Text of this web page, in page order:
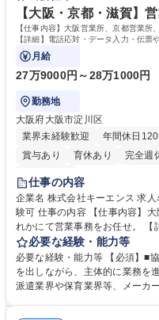
を込めてコミュニケーション
す。 学歴・資格 学歴：大学院 大学 高専 短大 専修学校 高校 語学力： 資
格：
【大阪・京都・滋賀
【仕事内容】大阪営業所、京都営業所
【詳細】電話応対・データ入力・伝票
で発生する事務業務や業務改善をお任せ
月給
27万9000円～28万1000円
勤務地
大阪府大阪市淀川区
業界未経験歓迎
年間休日
賞与あり
育休あり 完全週
土日祝休み
仕事の内容
企業名 株式会社キーエンス 求人名 【大阪・京都・滋賀】営業事務 ※未経
験可 仕事の内容 【仕事内容】大阪営業所、京都営業所、滋賀営業所いず
れかにて営業事務をお任せ。 【
の作成・カタログ送付・来客対
善をお任せ。 【教育制度】ご入社後、育成担当とペアになりながらOJTに
て業務を覚えていただくことが
れているため、スムーズに仕事
必要な経験・能力等
必要な経験・能力等 【必須】■
を出しながら、主体的に業務を
派遣業界や保育業界等、メーカ